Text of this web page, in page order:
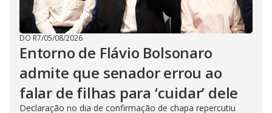
DO R7/05/08/2026
Entorno de Flávio Bolsonaro
admite que senador errou ao
falar de filhas para ‘cuidar’ dele
Declaração no dia de confirmação de chapa repercutiu